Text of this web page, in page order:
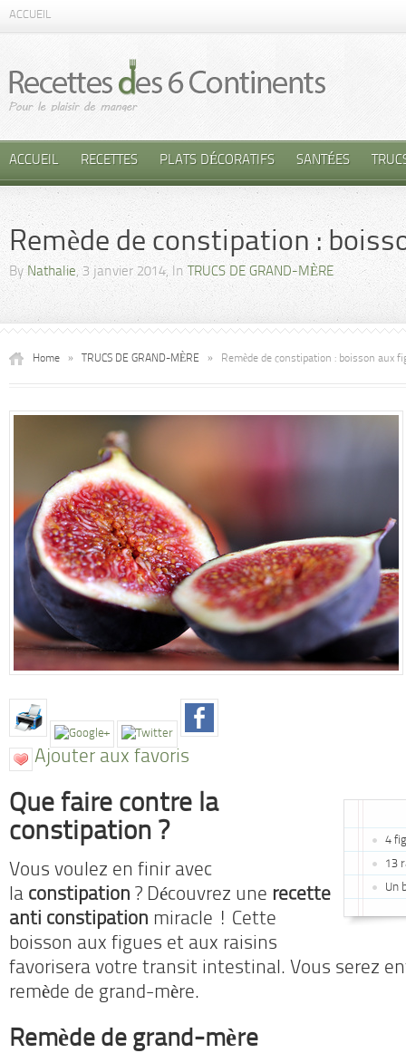
ACCUEIL
ACCUEIL RECETTES PLATS DÉCORATIFS SANTÉES
Remède de constipation :
By Nathalie, 3 janvier 2014, InTRUCS DE GRAND-MÈRE
Home » TRUCS DE GRAND-MÈRE » Remède de constipation : boisson aux
Ajouter aux favoris
4
13
Un
Que faire contre la
constipation ?
Vous voulez en finir avec
la constipation ? Découvrez une recette
anti constipation miracle ! Cette
boisson aux figues et aux raisins
favorisera votre transit intestinal. Vous serez
remède de grand-mère.
Remède de grand-mère